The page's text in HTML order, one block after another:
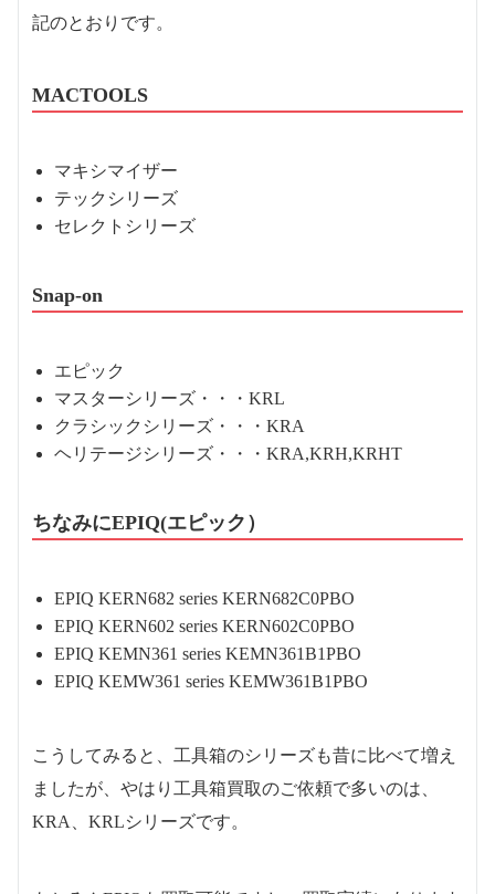
記のとおりです。
MACTOOLS
マキシマイザー
テックシリーズ
セレクトシリーズ
Snap-on
エピック
マスターシリーズ・・・KRL
クラシックシリーズ・・・KRA
ヘリテージシリーズ・・・KRA,KRH,KRHT
ちなみにEPIQ(エピック）
EPIQ KERN682 series KERN682C0PBO
EPIQ KERN602 series KERN602C0PBO
EPIQ KEMN361 series KEMN361B1PBO
EPIQ KEMW361 series KEMW361B1PBO
こうしてみると、工具箱のシリーズも昔に比べて増え
ましたが、やはり工具箱買取のご依頼で多いのは、
KRA、KRLシリーズです。